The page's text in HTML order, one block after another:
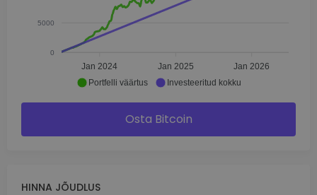
5000
0
Jan 2024 Jan 2025 Jan 2026
Portfelli väärtus Investeeritud kokku
Osta Bitcoin
HINNA JÕUDLUS